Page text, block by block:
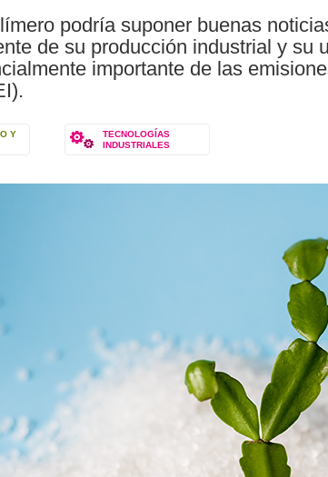
podría suponer buenas
de su producción industrial y su
importante de las
Y
TECNOLOGÍAS
INDUSTRIALES